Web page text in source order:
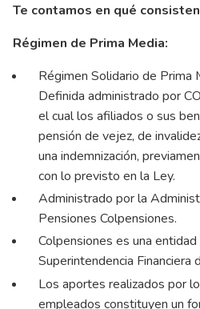
Te contamos en qué
Régimen de Prima Media:
Régimen Solidario de Prima
Definida administrado por
el cual los afiliados o sus
pensión de vejez, de
una indemnización,
con lo previsto en la Ley.
Administrado por la
Pensiones Colpensiones.
Colpensiones es una
Superintendencia Financiera
Los aportes realizados por
empleados constituyen un